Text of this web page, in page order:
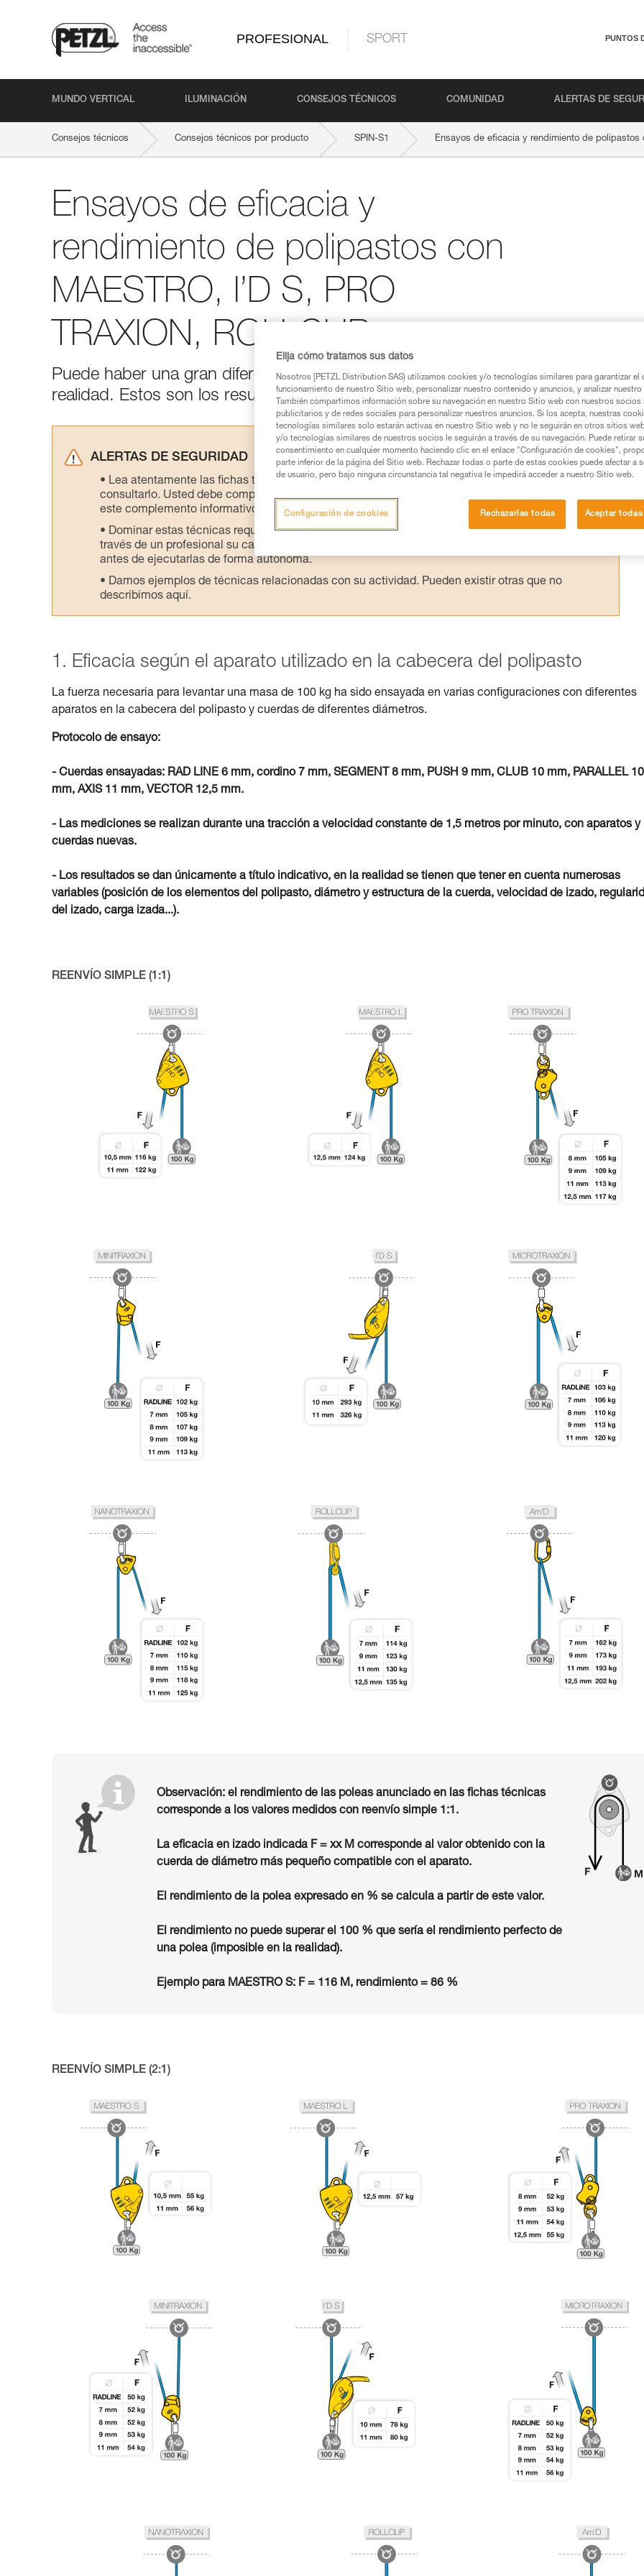
PROFESIONAL SPORT PUNTOS
MUNDO VERTICAL ILUMINACIÓN CONSEJOS TÉCNICOS COMUNIDAD ALERTAS DE
Consejos técnicos Consejos técnicos por producto SPIN-S1 Ensayos de eficacia y rendimiento de polipastos
Ensayos de eficacia y
rendimiento de polipastos con
MAESTRO, I’D S, PRO
TRAXION, ROLLCLIP...
Puede haber una gran diferencia entre la eficacia teórica de un polipasto y la
realidad. Estos son los resultados de los ensayos realizados en el laboratorio
ALERTAS DE SEGURIDAD
Lea atentamente las fichas técnicas de los productos utilizados en este consejo antes de
consultarlo. Usted debe comprender la información de la ficha técnica para poder comprender
este complemento informativo.
Dominar estas técnicas requiere una formación y un entrenamiento específico. Confirme a
través de un profesional su capacidad para ejecutar estas técnicas, solo y con total seguridad,
antes de ejecutarlas de forma autónoma.
Damos ejemplos de técnicas relacionadas con su actividad. Pueden existir otras que no
describimos aquí.
1. Eficacia según el aparato utilizado en la cabecera del polipasto
La fuerza necesaria para levantar una masa de 100 kg ha sido ensayada en varias configuraciones con diferentes
aparatos en la cabecera del polipasto y cuerdas de diferentes diámetros.
Protocolo de ensayo:
- Cuerdas ensayadas: RAD LINE 6 mm, cordino 7 mm, SEGMENT 8 mm, PUSH 9 mm, CLUB 10 mm, PARALLEL
mm, AXIS 11 mm, VECTOR 12,5 mm.
- Las mediciones se realizan durante una tracción a velocidad constante de 1,5 metros por minuto, con aparatos y
cuerdas nuevas.
- Los resultados se dan únicamente a título indicativo, en la realidad se tienen que tener en cuenta numerosas
variables (posición de los elementos del polipasto, diámetro y estructura de la cuerda, velocidad de izado,
del izado, carga izada...).
REENVÍO SIMPLE (1:1)
Observación: el rendimiento de las poleas anunciado en las fichas técnicas
corresponde a los valores medidos con reenvío simple 1:1.
La eficacia en izado indicada F = xx M corresponde al valor obtenido con la
cuerda de diámetro más pequeño compatible con el aparato.
El rendimiento de la polea expresado en % se calcula a partir de este valor.
El rendimiento no puede superar el 100 % que sería el rendimiento perfecto de
una polea (imposible en la realidad).
Ejemplo para MAESTRO S: F = 116 M, rendimiento = 86 %
REENVÍO SIMPLE (2:1)
Elija cómo tratamos sus datos
Nosotros [PETZL Distribution SAS) utilizamos cookies y/o tecnologías similares para garantizar el
funcionamiento de nuestro Sitio web, personalizar nuestro contenido y anuncios, y analizar
También compartimos información sobre su navegación en nuestro Sitio web con nuestros socios
publicitarios y de redes sociales para personalizar nuestros anuncios. Si los acepta, nuestras
tecnologías similares solo estarán activas en nuestro Sitio web y no le seguirán en otros sitios
y/o tecnologías similares de nuestros socios le seguirán a través de su navegación. Puede retirar
consentimiento en cualquier momento haciendo clic en el enlace "Configuración de cookies",
parte inferior de la página del Sitio web. Rechazar todas o parte de estas cookies puede afectar a
de usuario, pero bajo ninguna circunstancia tal negativa le impedirá acceder a nuestro Sitio web.
Rechazarlas todas Aceptar
Configuración de cookies